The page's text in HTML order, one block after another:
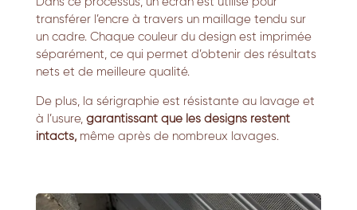
transférer l’encre à travers un maillage tendu sur
un cadre. Chaque couleur du design est imprimée
séparément, ce qui permet d’obtenir des résultats
nets et de meilleure qualité.
De plus,
la sérigraphie est résistante au lavage et
à l’usure, garantissant que les designs restent
intacts,même après de nombreux lavages.